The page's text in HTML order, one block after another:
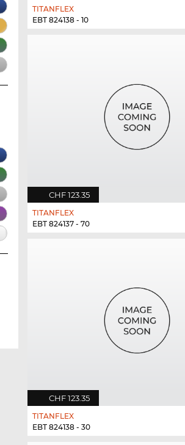
TITANFLEX
EBT 824138 - 10
CHF 123.35
TITANFLEX
EBT 824137 - 70
CHF 123.35
TITANFLEX
EBT 824138 - 30